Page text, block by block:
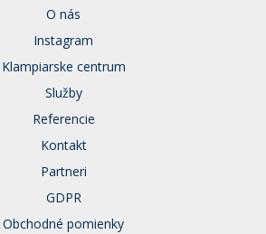
O nás
Instagram
Klampiarske centrum
Služby
Referencie
Kontakt
Partneri
GDPR
Obchodné pomienky